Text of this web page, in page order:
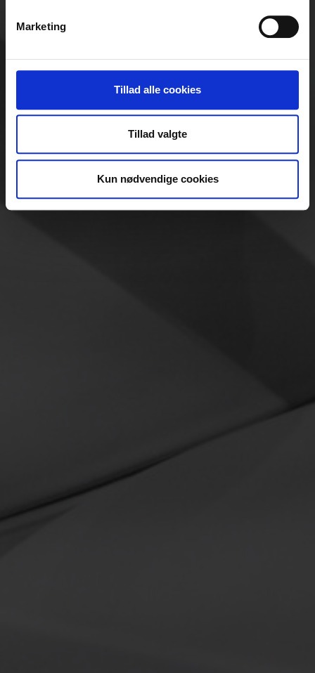
Identificere din enhed baseret på en scanning af
dens unikke karakteristika (fingerprinting)
Vi bruger cookies til at tilpasse vores indhold og
at analysere vores trafik. Vi deler også oplysninger om
din brug af vores hjemmeside med vores partnere inden
for sociale medier, annonceringspartnere og
data med andre oplysninger, du har givet dem, eller som
de har indsamlet fra din brug af deres tjenester.
Marketing
Tillad alle cookies
Tillad valgte
Kun nødvendige cookies